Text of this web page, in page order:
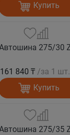
Купить
161 840 ₸ /за 1 шт.
Купить